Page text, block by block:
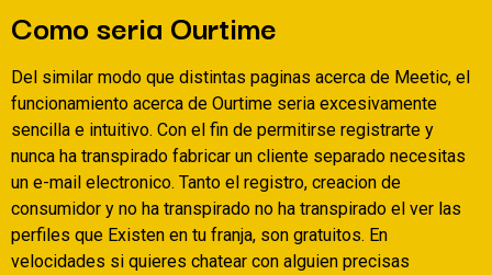
Como seri­a Ourtime
Del similar modo que distintas paginas acerca de Meetic, el
funcionamiento acerca de Ourtime seri­a excesivamente
sencilla e intuitivo. Con el fin de permitirse registrarte y
nunca ha transpirado fabricar un cliente separado necesitas
un e-mail electronico. Tanto el registro, creacion de
consumidor y no ha transpirado no ha transpirado el ver las
perfiles que Existen en tu franja, son gratuitos. En
velocidades si quieres chatear con alguien precisas